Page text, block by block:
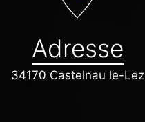
Adresse
34170 Castelnau le-Lez